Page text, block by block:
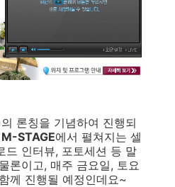
론칭을 기념하여 진행되
STAGE에서 펼쳐지는 셀
드 인터뷰, 포토세션 등 말
론이고, 매주 금요일, 토요
께 진행될 예정인데요~